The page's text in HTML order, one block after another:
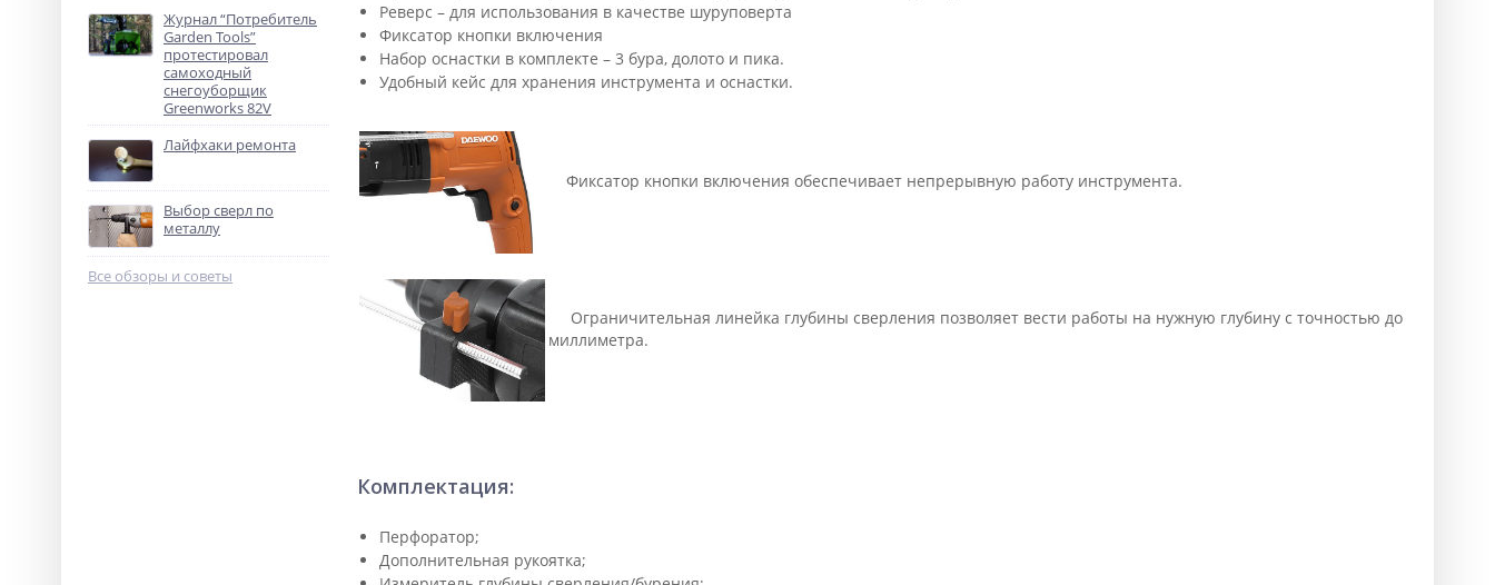
Журнал “Потребитель
Garden Tools”
протестировал
самоходный
снегоуборщик
Greenworks 82V
Лайфхаки ремонта
Выбор сверл по
металлу
Все обзоры и советы
Реверс – для использования в качестве шуруповерта
Фиксатор кнопки включения
Набор оснастки в комплекте – 3 бура, долото и пика.
Удобный кейс для хранения инструмента и оснастки.
Фиксатор кнопки включения обеспечивает непрерывную работу инструмента.
Ограничительная линейка глубины сверления позволяет вести работы на нужную глубину с точностью до
миллиметра.
Комплектация:
Перфоратор;
Дополнительная рукоятка;